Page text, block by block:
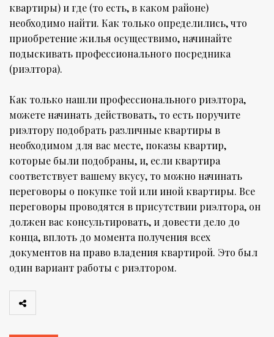
квартиры) и где (то есть, в каком районе)
необходимо найти. Как только определились, что
приобретение жилья осуществимо, начинайте
подыскивать профессионального посредника
(риэлтора).
Как только нашли профессионального риэлтора,
можете начинать действовать, то есть поручите
риэлтору подобрать различные квартиры в
необходимом для вас месте, показы квартир,
которые были подобраны, и, если квартира
соответствует вашему вкусу, то можно начинать
переговоры о покупке той или иной квартиры. Все
переговоры проводятся в присутствии риэлтора, он
должен вас консультировать, и довести дело до
конца, вплоть до момента получения всех
документов на право владения квартирой. Это был
один вариант работы с риэлтором.